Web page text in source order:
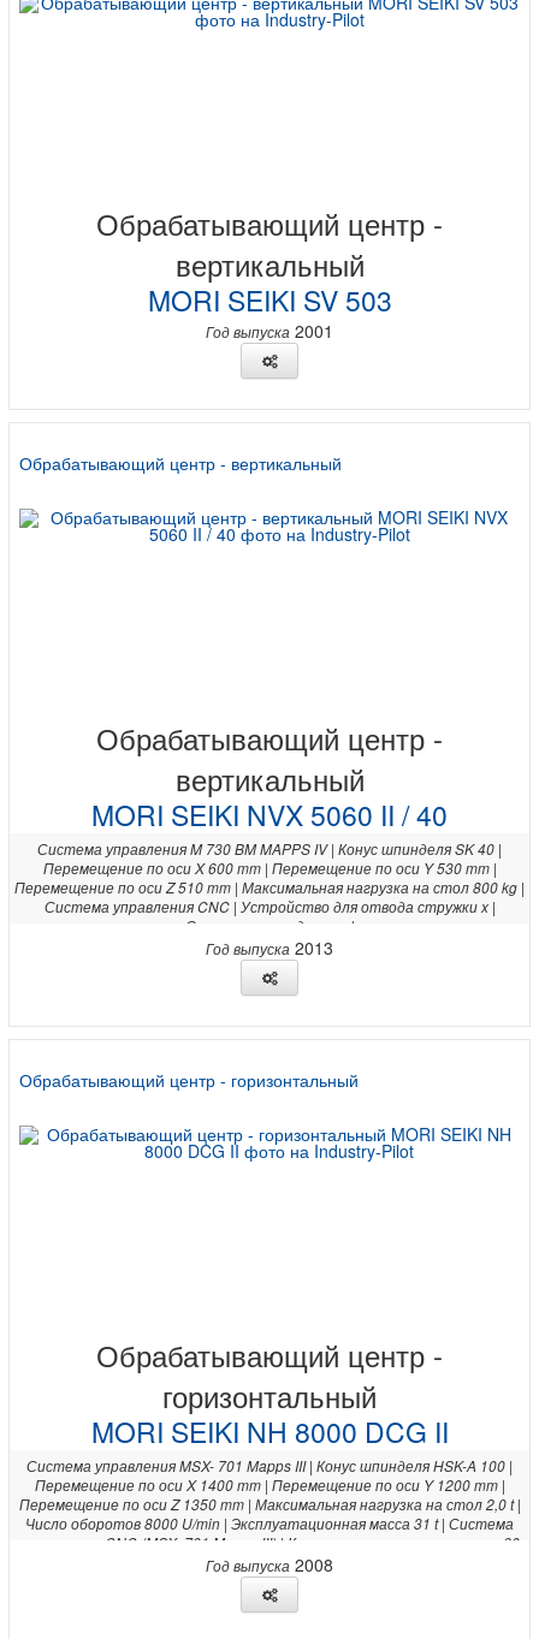
Обрабатывающий центр -
вертикальный
MORI SEIKI SV 503
Год выпуска 2001
Обрабатывающий центр - вертикальный
Обрабатывающий центр -
вертикальный
MORI SEIKI NVX 5060 II / 40
Система управления M 730 BM MAPPS IV | Конус шпинделя SK 40 |
Перемещение по оси X 600 mm | Перемещение по оси Y 530 mm |
Перемещение по оси Z 510 mm | Максимальная нагрузка на стол 800 kg |
Система управления CNC | Устройство для отвода стружки x |
Система охлаждения x |
Год выпуска 2013
Обрабатывающий центр - горизонтальный
Обрабатывающий центр -
горизонтальный
MORI SEIKI NH 8000 DCG II
Система управления MSX- 701 Mapps III | Конус шпинделя HSK-A 100 |
Перемещение по оси X 1400 mm | Перемещение по оси Y 1200 mm |
Перемещение по оси Z 1350 mm | Максимальная нагрузка на стол 2,0 t |
Число оборотов 8000 U/min | Эксплуатационная масса 31 t | Система
управления CNC (MSX- 701 Mapps III) | Кол. инструмента в магазине 60
St&uuml;ck |
Год выпуска 2008